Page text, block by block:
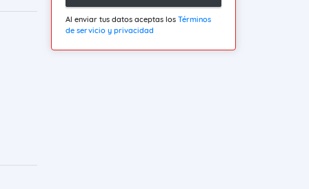
Al enviar tus datos aceptas los Términos
de servicio y privacidad